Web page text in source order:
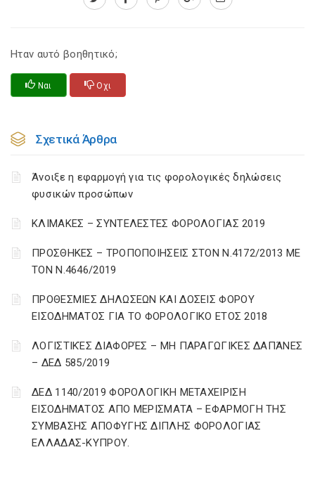
Ηταν αυτό βοηθητικό;
Ναι Οχι
Σχετικά Άρθρα
Άνοιξε η εφαρμογή για τις φορολογικές δηλώσεις
φυσικών προσώπων
ΚΛΙΜΑΚΕΣ – ΣΥΝΤΕΛΕΣΤΕΣ ΦΟΡΟΛΟΓΙΑΣ 2019
ΠΡΟΣΘΗΚΕΣ – ΤΡΟΠΟΠΟΙΗΣΕΙΣ ΣΤΟΝ Ν.4172/2013 ΜΕ
ΤΟΝ Ν.4646/2019
ΠΡΟΘΕΣΜΙΕΣ ΔΗΛΩΣΕΩΝ ΚΑΙ ΔΟΣΕΙΣ ΦΟΡΟΥ
ΕΙΣΟΔΗΜΑΤΟΣ ΓΙΑ ΤΟ ΦΟΡΟΛΟΓΙΚΟ ΕΤΟΣ 2018
ΛΟΓΙΣΤΙΚΈΣ ΔΙΑΦΟΡΈΣ – ΜΗ ΠΑΡΑΓΩΓΙΚΈΣ ΔΑΠΆΝΕΣ
– ΔΕΔ 585/2019
ΔΕΔ 1140/2019 ΦΟΡΟΛΟΓΙΚΗ ΜΕΤΑΧΕΙΡΙΣΗ
ΕΙΣΟΔΗΜΑΤΟΣ ΑΠΟ ΜΕΡΙΣΜΑΤΑ – ΕΦΑΡΜΟΓΗ ΤΗΣ
ΣΥΜΒΑΣΗΣ ΑΠΟΦΥΓΗΣ ΔΙΠΛΗΣ ΦΟΡΟΛΟΓΙΑΣ
ΕΛΛΑΔΑΣ-ΚΥΠΡΟΥ.